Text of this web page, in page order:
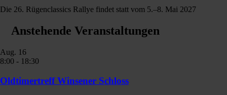
Die 26. Rügenclassics Rallye findet statt vom 5.–8. Mai 2027
Anstehende Veranstaltungen
Aug. 16
8:00 - 18:30
Oldtimertreff Winsener Schloss